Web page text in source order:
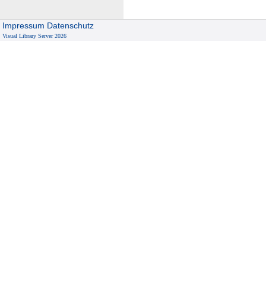
Impressum Datenschutz
Visual Library Server 2026